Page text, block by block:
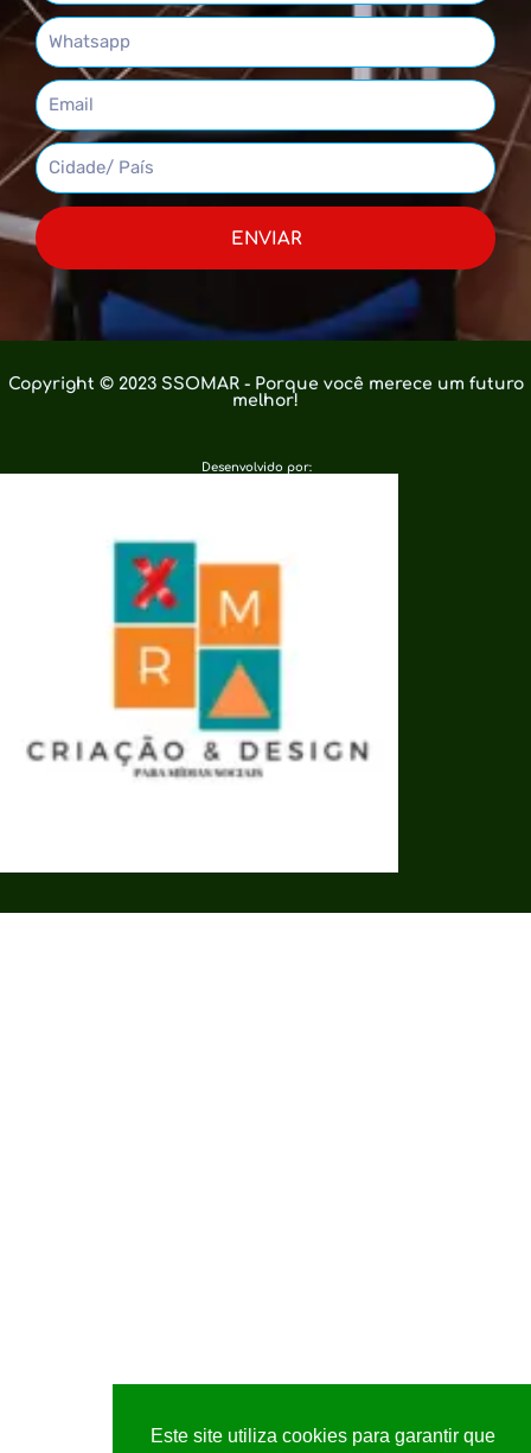
ENVIAR
Copyright © 2023 SSOMAR - Porque você merece um futuro
melhor!
Desenvolvido por:
Este site utiliza cookies para garantir que